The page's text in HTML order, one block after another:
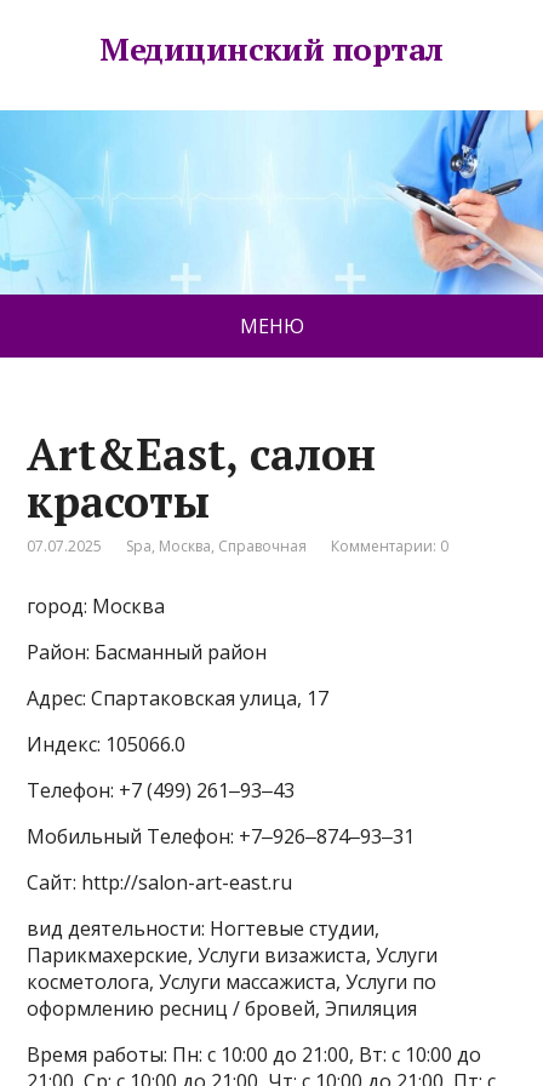
Медицинский портал
МЕНЮ
Art&East, салон
красоты
07.07.2025 Spa, Москва, Справочная Комментарии: 0
город: Москва
Район: Басманный район
Адрес: Спартаковская улица, 17
Индекс: 105066.0
Телефон: +7 (499) 261‒93‒43
Мобильный Телефон: +7‒926‒874‒93‒31
Сайт: http://salon-art-east.ru
вид деятельности: Ногтевые студии,
Парикмахерские, Услуги визажиста, Услуги
косметолога, Услуги массажиста, Услуги по
оформлению ресниц / бровей, Эпиляция
Время работы: Пн: с 10:00 до 21:00, Вт: с 10:00 до